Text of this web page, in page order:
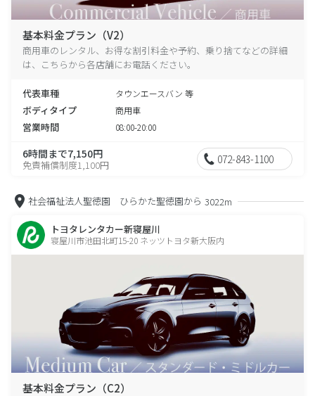
基本料金プラン（V2）
商用車のレンタル、お得な割引料金や予約、乗り捨てなどの詳細
は、こちらから各店舗にお電話ください。
代表車種 タウンエースバン 等
ボディタイプ 商用車
営業時間 08:00-20:00
6時間まで7,150円
免責補償制度1,100円 072-843-1100
社会福祉法人聖徳園 ひらかた聖徳園から 3022m
トヨタレンタカー新寝屋川
寝屋川市池田北町15-20 ネッツトヨタ新大阪内
基本料金プラン（C2）